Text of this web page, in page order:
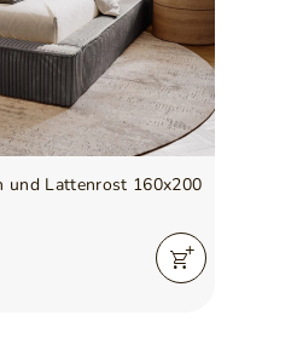
und Lattenrost 160x200